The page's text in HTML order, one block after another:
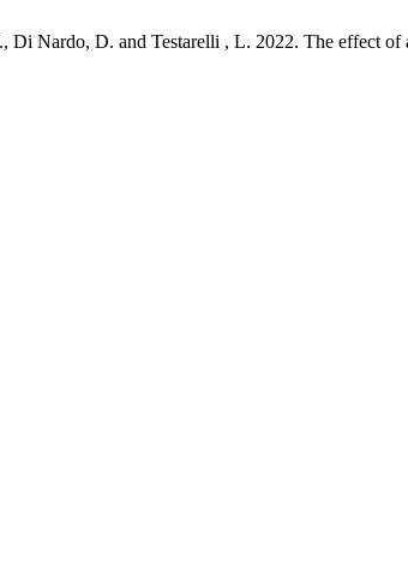
Nardo, D. and Testarelli , L. 2022. The effect of